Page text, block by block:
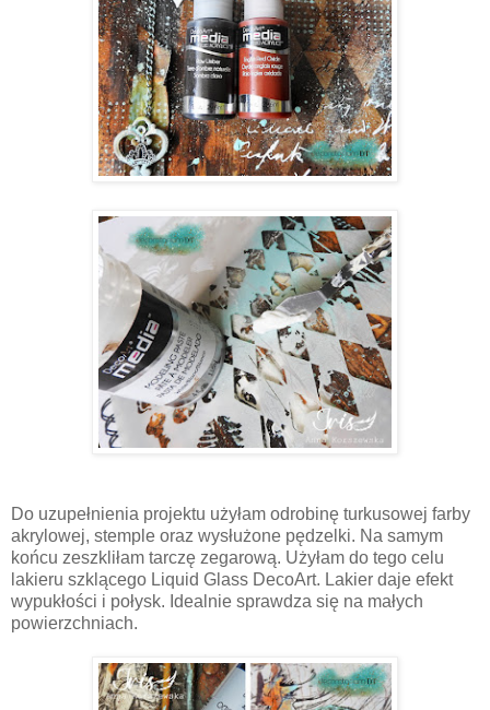
Do uzupełnienia projektu użyłam odrobinę turkusowej farby
akrylowej, stemple oraz wysłużone pędzelki. Na samym
końcu zeszkliłam tarczę zegarową. Użyłam do tego celu
lakieru szklącego Liquid Glass DecoArt. Lakier daje efekt
wypukłości i połysk. Idealnie sprawdza się na małych
powierzchniach.